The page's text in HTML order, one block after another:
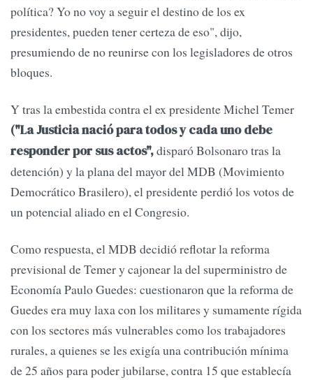
política? Yo no voy a seguir el destino de los ex
presidentes, pueden tener certeza de eso", dijo,
presumiendo de no reunirse con los legisladores de otros
bloques.
Y tras la embestida contra el ex presidente Michel Temer
("La Justicia nació para todos y cada uno debe
responder por sus actos",disparó Bolsonaro tras la
detención) y la plana del mayor del MDB (Movimiento
Democrático Brasilero), el presidente perdió los votos de
un potencial aliado en el Congresio.
Como respuesta, el MDB decidió reflotar la reforma
previsional de Temer y cajonear la del superministro de
Economía Paulo Guedes: cuestionaron que la reforma de
Guedes era muy laxa con los militares y sumamente rígida
con los sectores más vulnerables como los trabajadores
rurales, a quienes se les exigía una contribución mínima
de 25 años para poder jubilarse, contra 15 que establecía